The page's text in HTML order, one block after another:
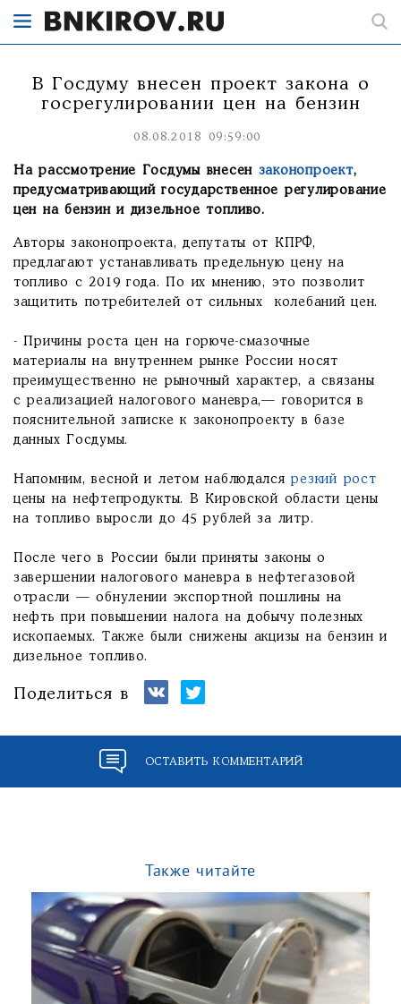
В Госдуму внесен проект закона о
госрегулировании цен на бензин
08.08.2018 09:59:00
На рассмотрение Госдумы внесен законопроект,
предусматривающий государственное регулирование
цен на бензин и дизельное топливо.
Авторы законопроекта, депутаты от КПРФ,
предлагают устанавливать предельную цену на
топливо с 2019 года. По их мнению, это позволит
защитить потребителей от сильных колебаний цен.
- Причины роста цен на горюче-смазочные
материалы на внутреннем рынке России носят
преимущественно не рыночный характер, а связаны
с реализацией налогового маневра,— говорится в
пояснительной записке к законопроекту в базе
данных Госдумы.
Напомним, весной и летом наблюдалсярезкий рост
цены на нефтепродукты. В Кировской области цены
на топливо выросли до 45 рублей за литр.
После чего в России были приняты законы о
завершении налогового маневра в нефтегазовой
отрасли — обнулении экспортной пошлины на
нефть при повышении налога на добычу полезных
ископаемых. Также были снижены акцизы на бензин и
дизельное топливо.
Поделиться в
ОСТАВИТЬ КОММЕНТАРИЙ
Также читайте